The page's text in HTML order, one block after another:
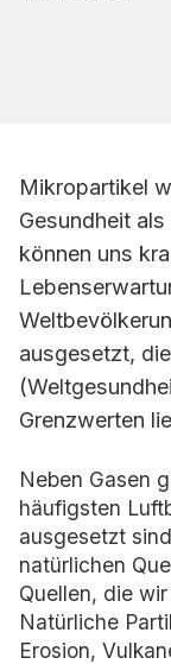
Mikropartikel
Gesundheit
können uns
ausgesetzt,
Grenzwerten
Neben Gasen
häufigsten
ausgesetzt
natürlichen
Quellen, die
Natürliche
Erosion,